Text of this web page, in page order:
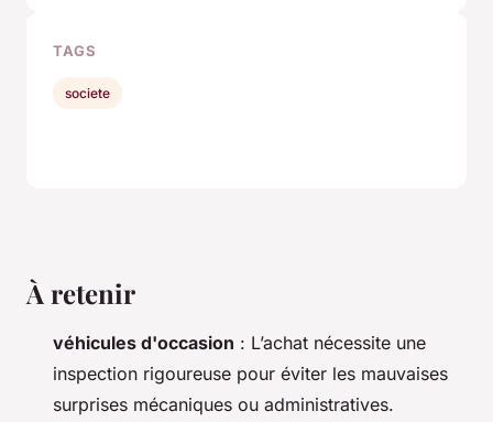
À retenir
véhicules d'occasion : L’achat nécessite une
inspection rigoureuse pour éviter les mauvaises
surprises mécaniques ou administratives.
TAGS
societe